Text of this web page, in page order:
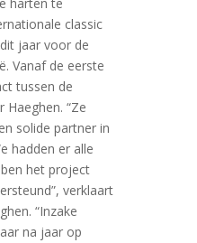
classic
jaar voor de
Vanaf de eerste
tussen de
Haeghen. “Ze
solide partner in
hadden er alle
het project
verklaart
“Inzake
na jaar op